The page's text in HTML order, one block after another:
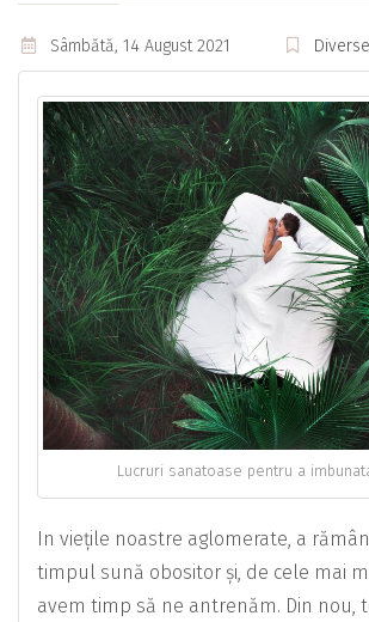
Sâmbătă, 14 August 2021 Diverse
Lucruri sanatoase pentru a
In viețile noastre aglomerate, a
timpul sună obositor și, de cele mai
avem timp să ne antrenăm. Din nou,